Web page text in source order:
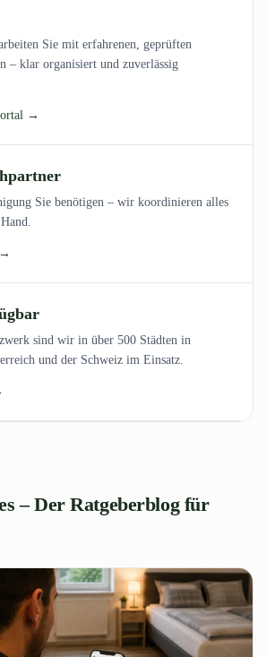
Sie mit erfahrenen, geprüften
– klar organisiert und zuverlässig
→
Sie benötigen – wir koordinieren alles
sind wir in über 500 Städten in
und der Schweiz im Einsatz.
– Der Ratgeberblog für